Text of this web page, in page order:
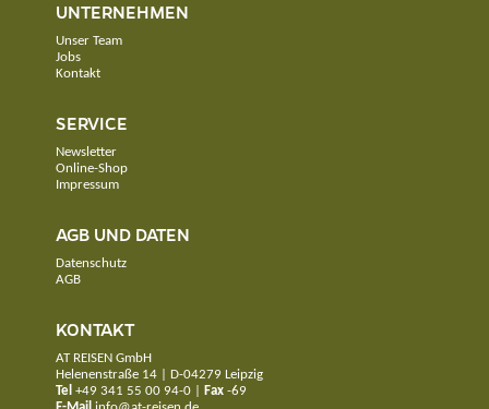
UNTERNEHMEN
Unser Team
Jobs
Kontakt
SERVICE
Newsletter
Online-Shop
Impressum
AGB UND DATEN
Datenschutz
AGB
KONTAKT
AT REISEN GmbH
Helenenstraße 14 | D-04279 Leipzig
Tel +49 341 55 00 94-0 Fax -69